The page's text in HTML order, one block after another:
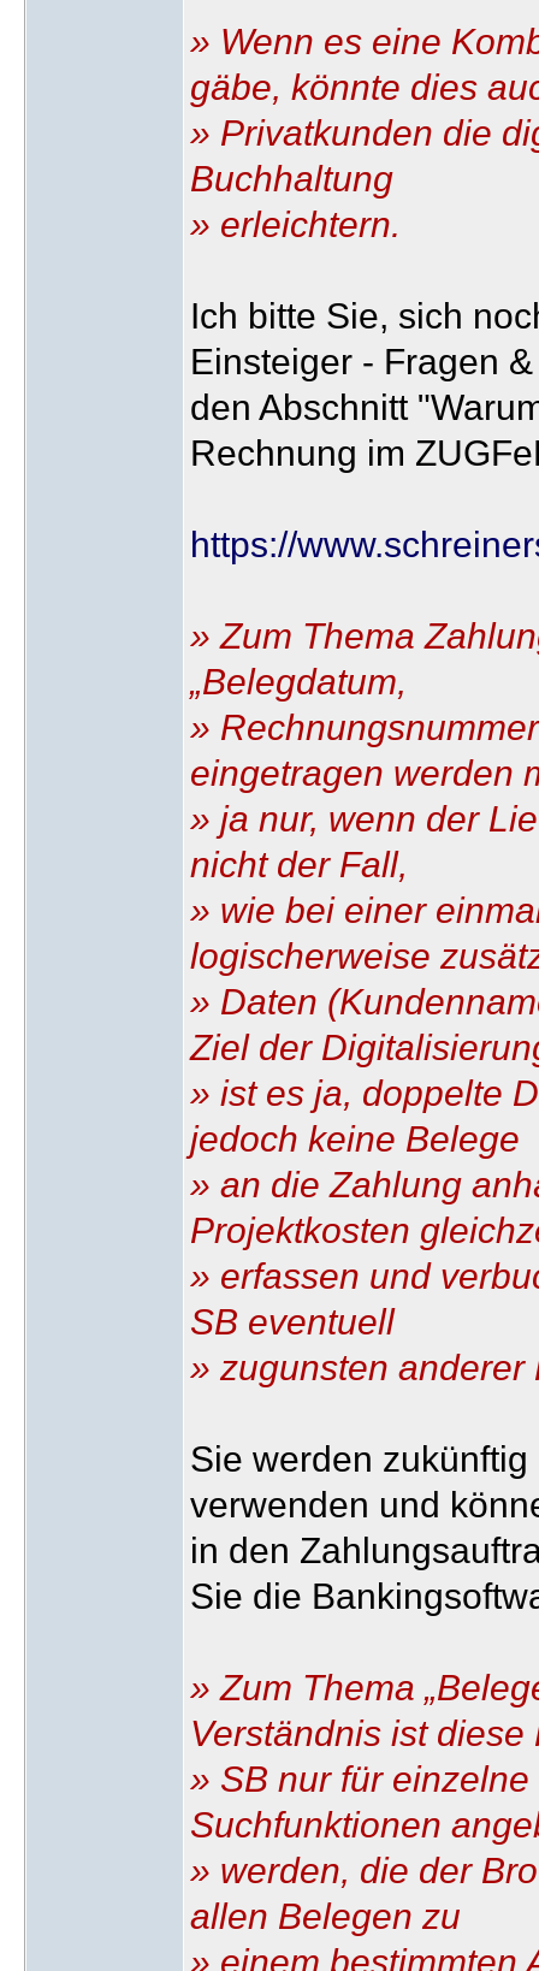
» Wenn es eine
gäbe, könnte dies
» Privatkunden die
Buchhaltung
» erleichtern.
Ich bitte Sie, sich
Einsteiger - Fragen
den Abschnitt
Rechnung im
https://
» Zum Thema
„Belegdatum,
»
eingetragen werden
» ja nur, wenn der
nicht der Fall,
» wie bei einer
logischerweise
» Daten
Ziel der
» ist es ja, doppelte
jedoch keine Belege
» an die Zahlung
Projektkosten
» erfassen und
SB eventuell
» zugunsten
Sie werden
verwenden und
in den
Sie die
» Zum Thema
Verständnis ist diese
» SB nur für
Suchfunktionen
» werden, die der
allen Belegen zu
» einem bestimmten